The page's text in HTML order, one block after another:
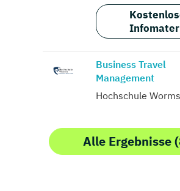
Business Travel
Management
Hochschule Worms
Alle Ergebnisse